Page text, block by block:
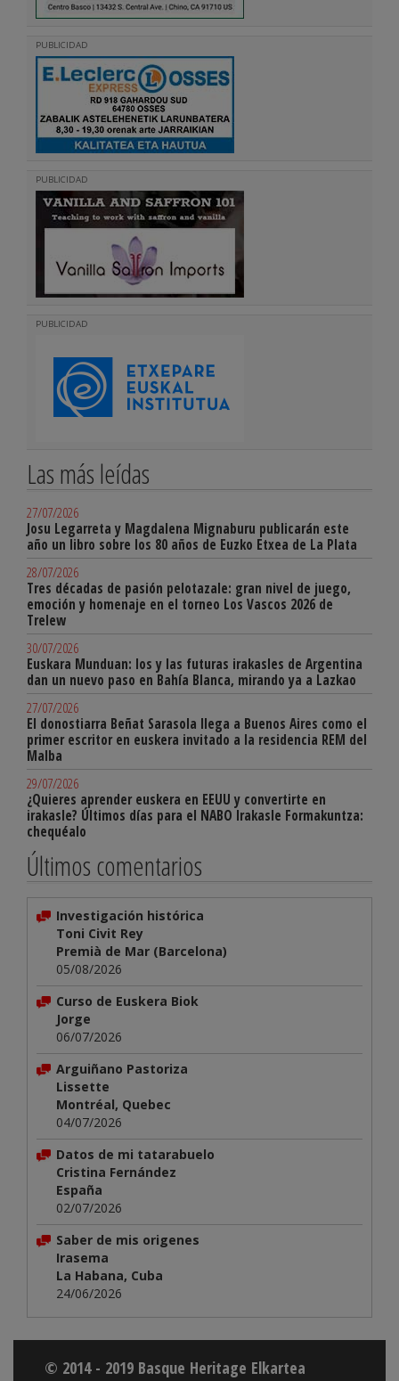
PUBLICIDAD
PUBLICIDAD
PUBLICIDAD
Las más leídas
27/07/2026
Josu Legarreta y Magdalena Mignaburu publicarán este
año un libro sobre los 80 años de Euzko Etxea de La Plata
28/07/2026
Tres décadas de pasión pelotazale: gran nivel de juego,
emoción y homenaje en el torneo Los Vascos 2026 de
Trelew
30/07/2026
Euskara Munduan: los y las futuras irakasles de Argentina
dan un nuevo paso en Bahía Blanca, mirando ya a Lazkao
27/07/2026
El donostiarra Beñat Sarasola llega a Buenos Aires como el
primer escritor en euskera invitado a la residencia REM del
Malba
29/07/2026
¿Quieres aprender euskera en EEUU y convertirte en
irakasle? Últimos días para el NABO Irakasle Formakuntza:
chequéalo
Últimos comentarios
Investigación histórica
Toni Civit Rey
Premià de Mar (Barcelona)
05/08/2026
Curso de Euskera Biok
Jorge
06/07/2026
Arguiñano Pastoriza
Lissette
Montréal, Quebec
04/07/2026
Datos de mi tatarabuelo
Cristina Fernández
España
02/07/2026
Saber de mis origenes
Irasema
La Habana, Cuba
24/06/2026
© 2014 - 2019 Basque Heritage Elkartea